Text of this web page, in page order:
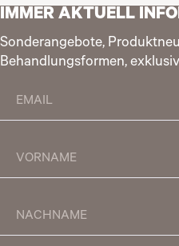
IMMER AKTUELL
Sonderangebote,
Behandlungsformen,